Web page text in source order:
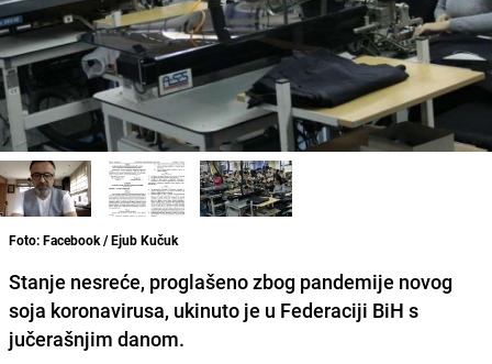
Foto: Facebook / Ejub Kučuk
Stanje nesreće, proglašeno zbog pandemije novog
soja koronavirusa, ukinuto je u Federaciji BiH s
jučerašnjim danom.